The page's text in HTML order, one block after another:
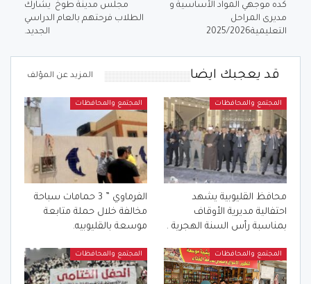
كده موجهي المواد الأساسية و
مديرى المراحل
التعليمية2025/2026
مجلس مدينة طوخ يشارك
الطلاب فرحتهم بالعام الدراسي
الجديد.
قد يعجبك ايضا المزيد عن المؤلف
المجتمع والمحافظات
محافظ القليوبية يشهد
احتفالية مديرية الأوقاف
بمناسبة رأس السنة الهجرية .
المجتمع والمحافظات
الفرماوي ” 3 حمامات سباحة
مخالفة خلال حملة متابعة
موسعة بالقليوبيه.
المجتمع والمحافظات المجتمع والمحافظات